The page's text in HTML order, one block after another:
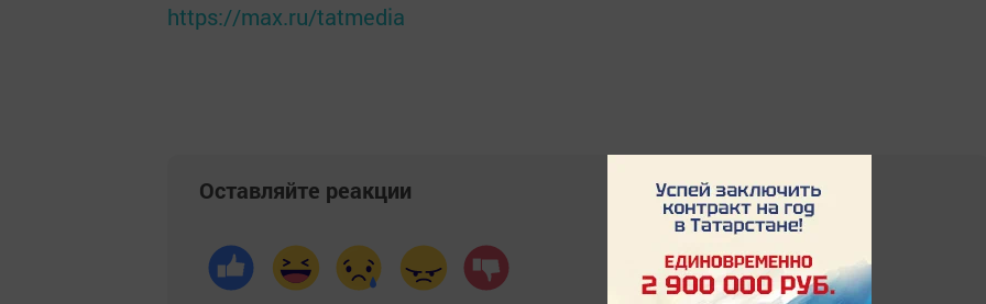
https://max.ru/tatmedia
Оставляйте реакции